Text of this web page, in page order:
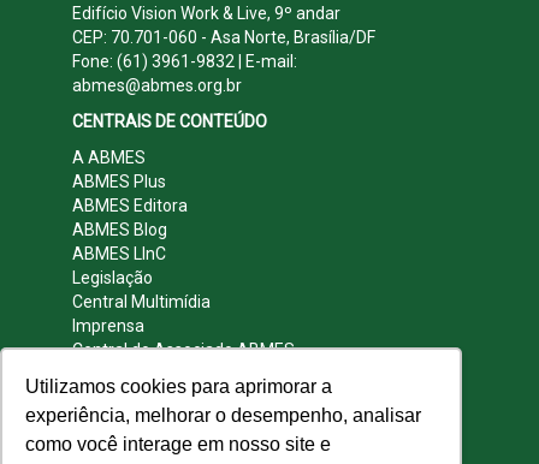
Utilizamos cookies para aprimorar a
experiência, melhorar o desempenho, analisar
como você interage em nosso site e
Edifício Vision Work & Live, 9º andar
CEP: 70.701-060 - Asa Norte, Brasília/DF
Fone: (61) 3961-9832 | E-mail:
abmes@abmes.org.br
CENTRAIS DE CONTEÚDO
A ABMES
ABMES Plus
ABMES Editora
ABMES Blog
ABMES LInC
Legislação
Central Multimídia
Imprensa
Central do Associado ABMES
REDES SOCIAIS